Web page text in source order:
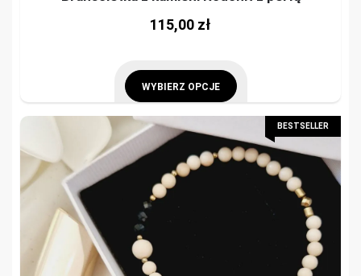
115,00 zł
may
WYBIERZ OPCJE
This
product
has
multiple
BESTSELLER